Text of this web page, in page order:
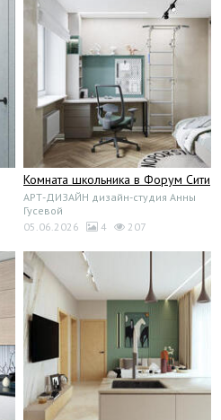
Комната школьника в Форум Сити
АРТ-ДИЗАЙН дизайн-студия Анны
Гусевой
05.06.2026
4 207